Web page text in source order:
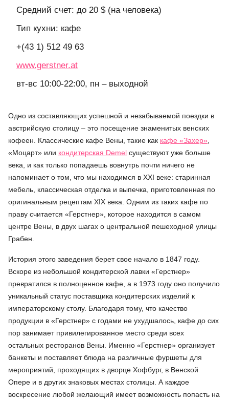
Средний счет: до 20 $ (на человека)
Тип кухни: кафе
+(43 1) 512 49 63
www.gerstner.at
вт-вс 10:00-22:00, пн – выходной
Одно из составляющих успешной и незабываемой поездки в
австрийскую столицу – это посещение знаменитых венских
кофеен. Классические кафе Вены, такие как кафе «Захер»,
«Моцарт» или кондитерская Demel существуют уже больше
века, и как только попадаешь вовнутрь почти ничего не
напоминает о том, что мы находимся в XXI веке: старинная
мебель, классическая отделка и выпечка, приготовленная по
оригинальным рецептам XIX века. Одним из таких кафе по
праву считается «Герстнер», которое находится в самом
центре Вены, в двух шагах о центральной пешеходной улицы
Грабен.
История этого заведения берет свое начало в 1847 году.
Вскоре из небольшой кондитерской лавки «Герстнер»
превратился в полноценное кафе, а в 1973 году оно получило
уникальный статус поставщика кондитерских изделий к
императорскому столу. Благодаря тому, что качество
продукции в «Герстнер» с годами не ухудшалось, кафе до сих
пор занимает привилегированное место среди всех
остальных ресторанов Вены. Именно «Герстнер» организует
банкеты и поставляет блюда на различные фуршеты для
мероприятий, проходящих в дворце Хофбург, в Венской
Опере и в других знаковых местах столицы. А каждое
воскресение любой желающий имеет возможность попасть на